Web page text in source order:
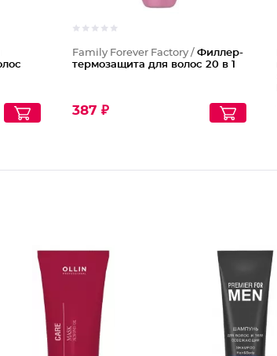
Family Forever Factory / Филлер-
термозащита для волос 20 в 1
387 ₽